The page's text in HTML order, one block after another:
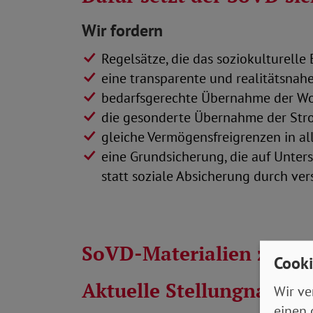
Wir fordern
Regelsätze, die das
eine transparente und
bedarfsgerechte Übernahme der
die gesonderte Übernahme der
gleiche Vermögensfreigrenzen in
eine Grundsicherung, die auf
statt soziale Absicherung durch
SoVD-Materialien zur
Aktuelle
Wir